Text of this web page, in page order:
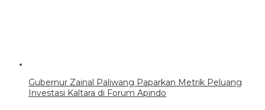
Gubernur Zainal Paliwang Paparkan Metrik Peluang
Investasi Kaltara di Forum Apindo